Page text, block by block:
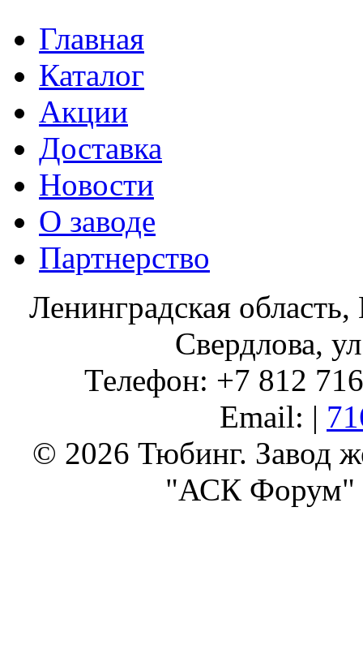
Главная
Каталог
Акции
Доставка
Новости
О заводе
Партнерство
Ленинградская
Свердлова,
Телефон: +7 812
Email: |
© 2026 Тюбинг. Завод
"АСК Форум"